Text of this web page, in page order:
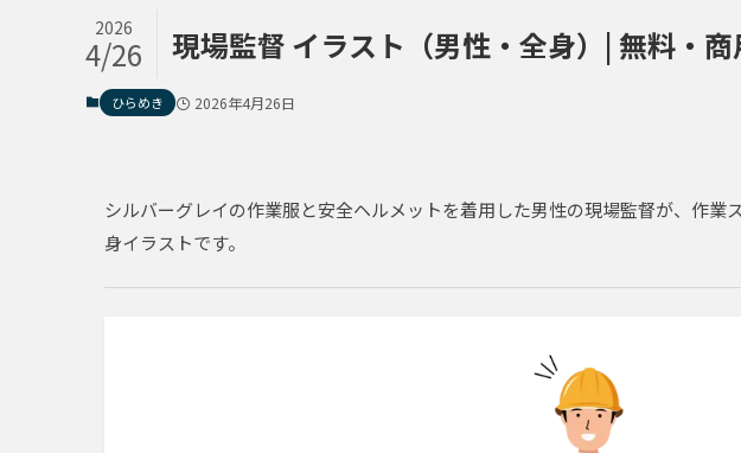
現場監督 イラスト（男性・全身）| 無料・
2026
4/26
ひらめき 2026年4月26日
シルバーグレイの作業服と安全ヘルメットを着用した男性の現場監督が、作業
身イラストです。